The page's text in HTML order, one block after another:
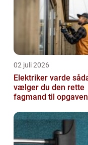
02 juli 2026
Elektriker varde sådan
vælger du den rette
fagmand til opgaven